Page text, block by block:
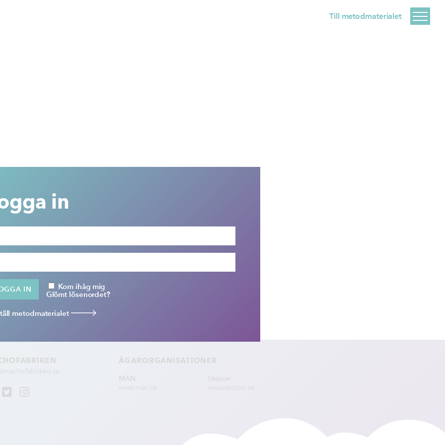
Till metodmaterialet
in
Kom ihåg mig
Glömt lösenordet?
metodmaterialet
ÄGAR­ORGANISATIONER
MÄN
www.män.se
Unizon
www.unizon.se